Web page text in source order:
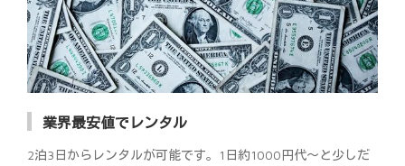
業界最安値でレンタル
2泊3日からレンタルが可能です。1日約1000円代～と少しだ